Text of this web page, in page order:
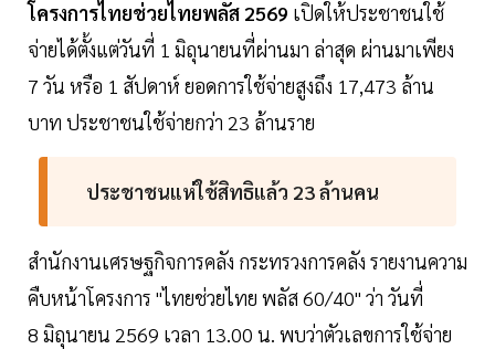
โครงการไทยช่วยไทยพลัส 2569 เปิดให้ประชาชนใช้
จ่ายได้ตั้งแต่วันที่ 1 มิถุนายนที่ผ่านมา ล่าสุด ผ่านมาเพียง
7 วัน หรือ 1 สัปดาห์ ยอดการใช้จ่ายสูงถึง 17,473 ล้าน
บาท ประชาชนใช้จ่ายกว่า 23 ล้านราย
ประชาชนแห่ใช้สิทธิแล้ว 23 ล้านคน
สำนักงานเศรษฐกิจการคลัง กระทรวงการคลัง รายงานความ
คืบหน้าโครงการ "ไทยช่วยไทย พลัส 60/40" ว่า วันที่
8 มิถุนายน 2569 เวลา 13.00 น. พบว่าตัวเลขการใช้จ่าย